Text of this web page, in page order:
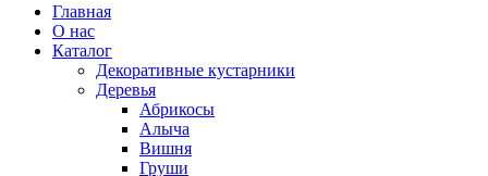
Главная
О нас
Каталог
Декоративные кустарники
Деревья
Абрикосы
Алыча
Вишня
Груши